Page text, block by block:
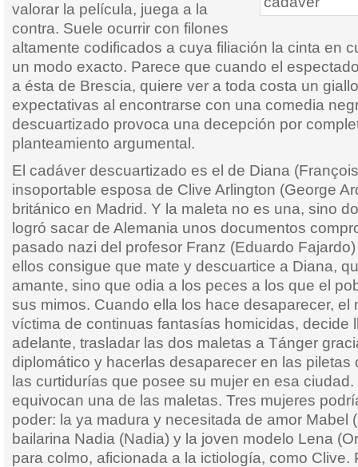
valorar la película, juega a la
contra. Suele ocurrir con filones
altamente codificados a cuya filiación la cinta en
un modo exacto. Parece que cuando el
a ésta de Brescia, quiere ver a toda costa un
expectativas al encontrarse con una comedia
descuartizado provoca una decepción por
planteamiento argumental.
El cadáver descuartizado es el de Diana
insoportable esposa de Clive Arlington (George
británico en Madrid. Y la maleta no es una, sino
logró sacar de Alemania unos documentos
pasado nazi del profesor Franz (Eduardo
ellos consigue que mate y descuartice a Diana,
amante, sino que odia a los peces a los que el
sus mimos. Cuando ella los hace desaparecer, el
víctima de continuas fantasías homicidas, decide
adelante, trasladar las dos maletas a Tánger
diplomático y hacerlas desaparecer en las piletas
las curtidurías que posee su mujer en esa
equivocan una de las maletas. Tres mujeres
poder: la ya madura y necesitada de amor Mabel
bailarina Nadia (Nadia) y la joven modelo Lena
para colmo, aficionada a la ictiología, como Clive.